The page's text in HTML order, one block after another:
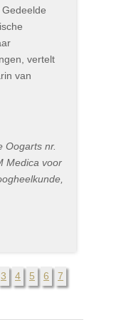
vertelt
van
Oogarts nr.
Medica voor
3 4 5 6
7